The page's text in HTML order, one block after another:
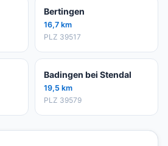
Bertingen
16,7 km
PLZ 39517
Badingen bei Stendal
19,5 km
PLZ 39579